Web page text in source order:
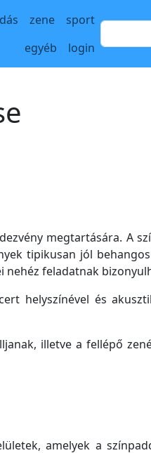
zene
sport
egyéb
login
megtartására. A
tipikusan jól
nehéz feladatnak
helyszínével és
illetve a fellépő
amelyek a